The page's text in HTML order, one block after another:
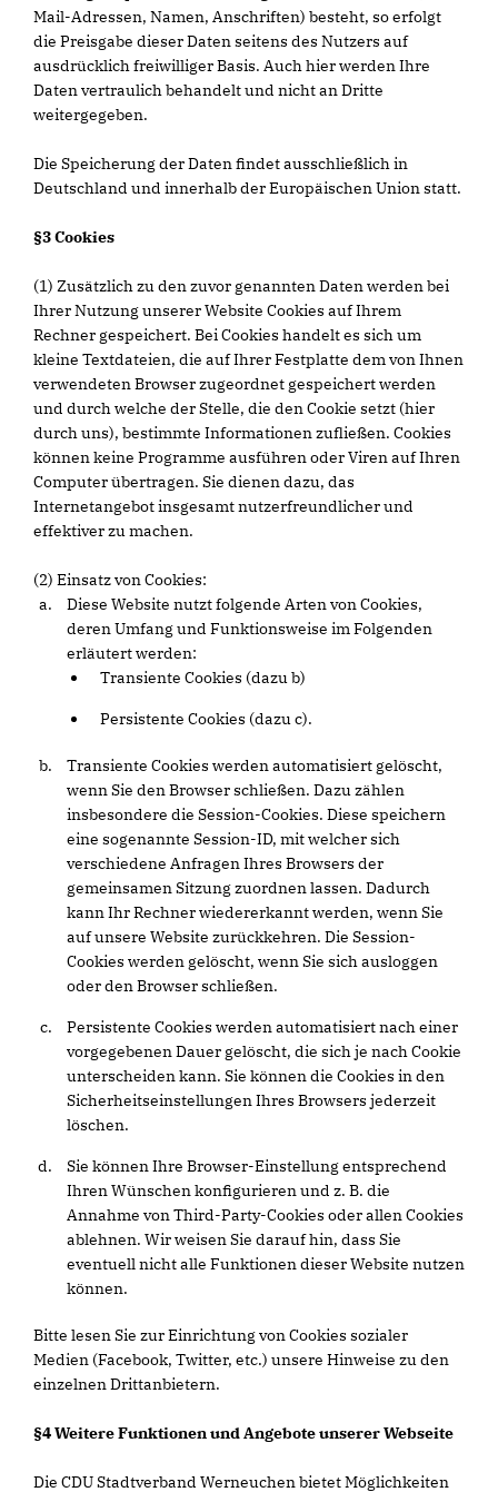
Mail-Adressen, Namen, Anschriften) besteht, so erfolgt
die Preisgabe dieser Daten seitens des Nutzers auf
ausdrücklich freiwilliger Basis. Auch hier werden Ihre
Daten vertraulich behandelt und nicht an Dritte
weitergegeben.
Die Speicherung der Daten findet ausschließlich in
Deutschland und innerhalb der Europäischen Union statt.
§3 Cookies
(1) Zusätzlich zu den zuvor genannten Daten werden bei
Ihrer Nutzung unserer Website Cookies auf Ihrem
Rechner gespeichert. Bei Cookies handelt es sich um
kleine Textdateien, die auf Ihrer Festplatte dem von Ihnen
verwendeten Browser zugeordnet gespeichert werden
und durch welche der Stelle, die den Cookie setzt (hier
durch uns), bestimmte Informationen zufließen. Cookies
können keine Programme ausführen oder Viren auf Ihren
Computer übertragen. Sie dienen dazu, das
Internetangebot insgesamt nutzerfreundlicher und
effektiver zu machen.
(2) Einsatz von Cookies:
Diese Website nutzt folgende Arten von Cookies,
deren Umfang und Funktionsweise im Folgenden
erläutert werden:
Transiente Cookies (dazu b)
Persistente Cookies (dazu c).
Transiente Cookies werden automatisiert gelöscht,
wenn Sie den Browser schließen. Dazu zählen
insbesondere die Session-Cookies. Diese speichern
eine sogenannte Session-ID, mit welcher sich
verschiedene Anfragen Ihres Browsers der
gemeinsamen Sitzung zuordnen lassen. Dadurch
kann Ihr Rechner wiedererkannt werden, wenn Sie
auf unsere Website zurückkehren. Die Session-
Cookies werden gelöscht, wenn Sie sich ausloggen
oder den Browser schließen.
Persistente Cookies werden automatisiert nach einer
vorgegebenen Dauer gelöscht, die sich je nach Cookie
unterscheiden kann. Sie können die Cookies in den
Sicherheitseinstellungen Ihres Browsers jederzeit
löschen.
Sie können Ihre Browser-Einstellung entsprechend
Ihren Wünschen konfigurieren und z. B. die
Annahme von Third-Party-Cookies oder allen Cookies
ablehnen. Wir weisen Sie darauf hin, dass Sie
eventuell nicht alle Funktionen dieser Website nutzen
können.
Bitte lesen Sie zur Einrichtung von Cookies sozialer
Medien (Facebook, Twitter, etc.) unsere Hinweise zu den
einzelnen Drittanbietern.
§4 Weitere Funktionen und Angebote unserer Webseite
Die CDU Stadtverband Werneuchen bietet Möglichkeiten